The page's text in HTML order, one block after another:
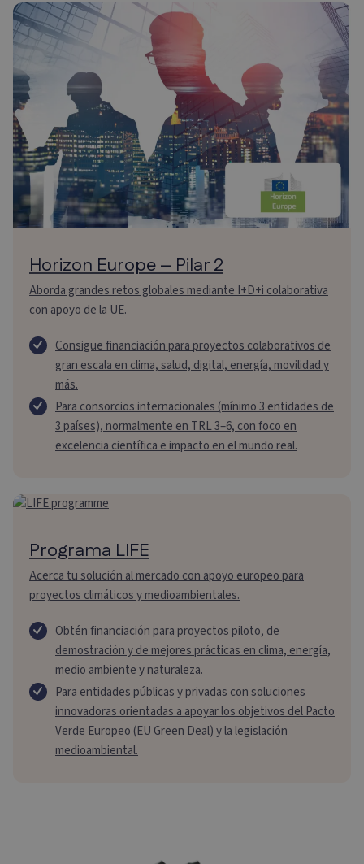
Horizon Europe – Pilar 2
Aborda grandes retos globales mediante I+D+i colaborativa
con apoyo de la UE.
Consigue financiación para proyectos colaborativos de
gran escala en clima, salud, digital, energía, movilidad y
más.
Para consorcios internacionales (mínimo 3 entidades de
3 países), normalmente en TRL 3–6, con foco en
excelencia científica e impacto en el mundo real.
Programa LIFE
Acerca tu solución al mercado con apoyo europeo para
proyectos climáticos y medioambientales.
Obtén financiación para proyectos piloto, de
demostración y de mejores prácticas en clima, energía,
medio ambiente y naturaleza.
Para entidades públicas y privadas con soluciones
innovadoras orientadas a apoyar los objetivos del Pacto
Verde Europeo (EU Green Deal) y la legislación
medioambiental.